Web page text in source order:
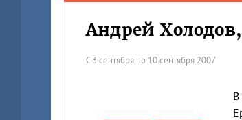
Андрей
С 3 сентября по 10 сентября 2007
В